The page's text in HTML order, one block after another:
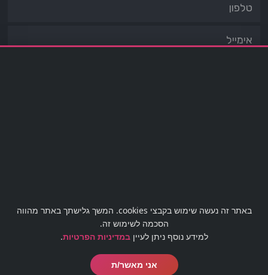
office@barmaster.co.il
באתר זה נעשה שימוש בקבצי cookies. המשך גלישתך באתר מהווה
הסכמה לשימוש זה.
למידע נוסף ניתן לעייןבמדיניות הפרטיות.
אני מאשר/ת